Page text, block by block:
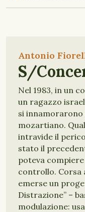
Antonio
S/
Nel 1983, in un
un ragazzo
si innamorarono
mozartiano.
intravide il
stato il
poteva
controllo. Corsa
emerse un
Distrazione” –
modulazione: